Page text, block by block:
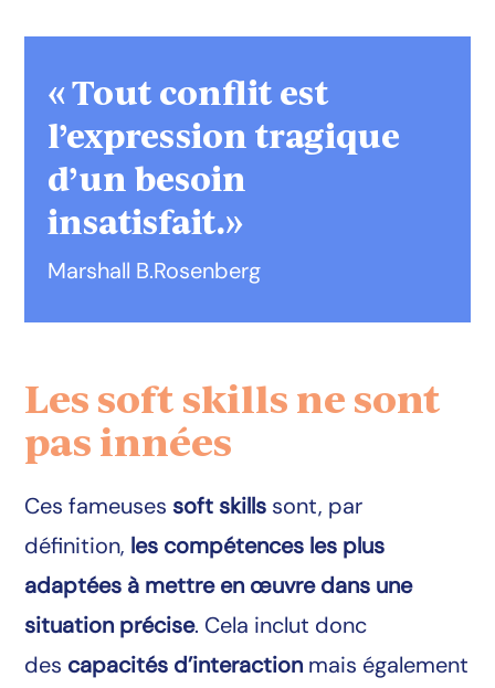
« Tout conflit est
l’expression tragique
d’un besoin
insatisfait.»
Marshall B.Rosenberg
Les soft skills ne sont
pas innées
Ces fameuses soft skills sont, par
définition, les compétences les plus
adaptées à mettre en œuvre dans une
situation précise. Cela inclut donc
des capacités d’interaction mais également